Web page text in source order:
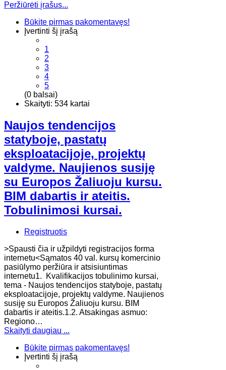
Peržiūrėti įrašus...
Būkite pirmas pakomentavęs!
Įvertinti šį įrašą
1
2
3
4
5
(0 balsai)
Skaityti: 534 kartai
Naujos tendencijos
statyboje, pastatų
eksploatacijoje, projektų
valdyme. Naujienos susiję
su Europos Žaliuoju kursu.
BIM dabartis ir ateitis.
Tobulinimosi kursai.
Registruotis
​​>Spausti čia ir užpildyti registracijos forma
internetu<Sąmatos 40 val. kursų komercinio
pasiūlymo peržiūra ir atsisiuntimas
internetu1. Kvalifikacijos tobulinimo kursai,
tema - Naujos tendencijos statyboje, pastatų
eksploatacijoje, projektų valdyme. Naujienos
susiję su Europos Žaliuoju kursu. BIM
dabartis ir ateitis.1.2. Atsakingas asmuo:
Regiono…
Skaityti daugiau ...
Būkite pirmas pakomentavęs!
Įvertinti šį įrašą